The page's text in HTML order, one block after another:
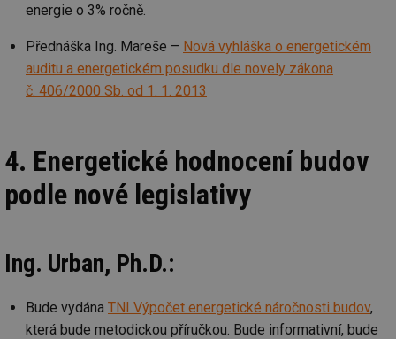
energie o 3% ročně.
Přednáška Ing. Mareše – Nová vyhláška o energetickém
auditu a energetickém posudku dle novely zákona
č. 406/2000 Sb. od 1. 1. 2013
4. Energetické hodnocení budov
podle nové legislativy
Ing. Urban, Ph.D.:
Bude vydána TNI Výpočet energetické náročnosti budov,
která bude metodickou příručkou. Bude informativní, bude